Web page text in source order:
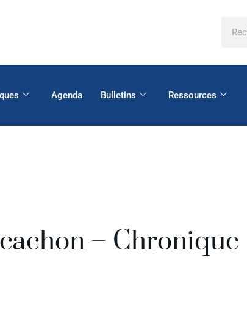
Agenda Bulletins Ressources
– Chronique